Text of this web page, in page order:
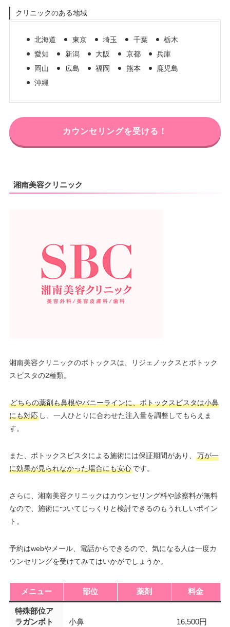
クリニックのある地域
北海道 東京 埼玉 千葉
栃木
愛知
新潟 大阪 京都
兵庫
岡山
広島 福岡 熊本
鹿児島
沖縄
カウンセリングを受ける！
湘南美容クリニック
湘南美容クリニックのボトックスは、リジェノックスとボトック
スビスタの2種類。
どちらの薬剤も鼻根やバニーラインに、ボトックスビスタは小鼻
にも対応し、一人ひとりに合わせた注入量を調整してもらえま
す。
また、ボトックスビスタによる施術には保証期間があり、
万が一
に効果が見られなかった場合にも安心です。
さらに、湘南美容クリニックはカウンセリング料や診察料が無料
なので、施術についてじっくりと検討できるのもうれしいポイン
ト。
予約はwebやメール、電話からできるので、気になる人は一度カ
ウンセリングを受けてみてはいかがでしょうか。
メニュー 部位 薬剤 料金
特殊部位ア
ラガンボト
小鼻 16,500円